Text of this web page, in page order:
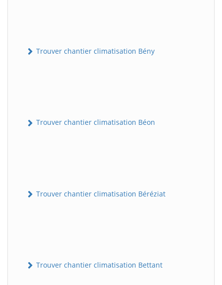
Trouver chantier climatisation Bény
Trouver chantier climatisation Béon
Trouver chantier climatisation Béréziat
Trouver chantier climatisation Bettant